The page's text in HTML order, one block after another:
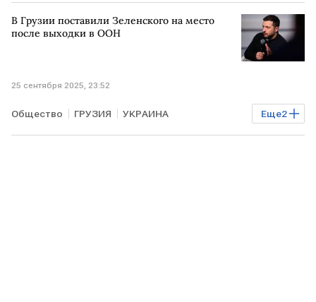
Дональд Трамп Си Цзиньпин TikTok
Oracle ByteDance
В Грузии поставили Зеленского на место
после выходки в ООН
25 сентября 2025, 23:52
Еще2
Общество ГРУЗИЯ УКРАИНА
Владимир Зеленский ООН